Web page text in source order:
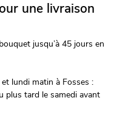
une livraison
jusqu’à 45 jours en
lundi matin à Fosses :
plus tard le samedi avant